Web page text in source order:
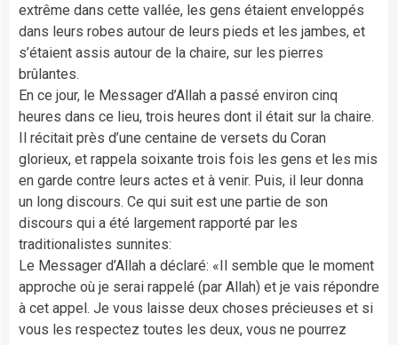
extrême dans cette vallée, les gens étaient enveloppés
dans leurs robes autour de leurs pieds et les jambes, et
s’étaient assis autour de la chaire, sur les pierres
brûlantes.
En ce jour, le Messager d’Allah a passé environ cinq
heures dans ce lieu, trois heures dont il était sur la chaire.
Il récitait près d’une centaine de versets du Coran
glorieux, et rappela soixante trois fois les gens et les mis
en garde contre leurs actes et à venir. Puis, il leur donna
un long discours. Ce qui suit est une partie de son
discours qui a été largement rapporté par les
traditionalistes sunnites:
Le Messager d’Allah a déclaré: «Il semble que le moment
approche où je serai rappelé (par Allah) et je vais répondre
à cet appel. Je vous laisse deux choses précieuses et si
vous les respectez toutes les deux, vous ne pourrez